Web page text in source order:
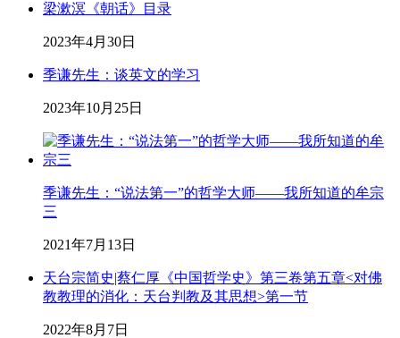
梁漱溟《朝话》目录
2023年4月30日
季谦先生：谈英文的学习
2023年10月25日
季谦先生：“说法第一”的哲学大师——我所知道的牟宗
三
2021年7月13日
天台宗简史|蔡仁厚《中国哲学史》第三卷第五章<对佛
教教理的消化：天台判教及其思想>第一节
2022年8月7日